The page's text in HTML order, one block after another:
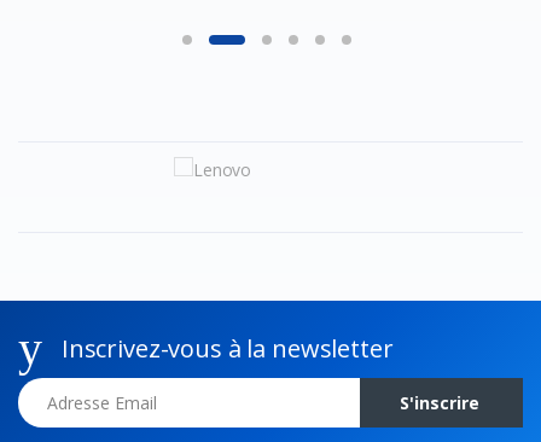
Inscrivez-vous à la newsletter
Adresse Email
S'inscrire